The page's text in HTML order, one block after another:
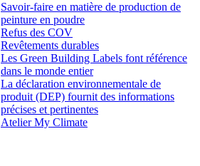
Savoir-faire en matière de production de
peinture en poudre
Refus des COV
Revêtements durables
Les Green Building Labels font référence
dans le monde entier
La déclaration environnementale de
produit (DEP) fournit des informations
précises et pertinentes
Atelier My Climate